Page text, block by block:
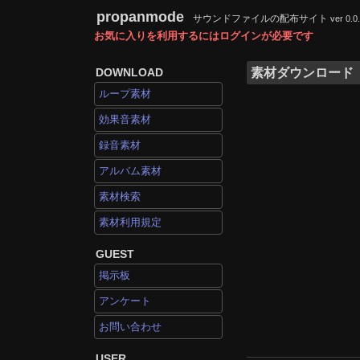
propanmode サウンドファイルの配布サイト ver
お気に入りを利用するにはログインが必要です
DOWNLOAD
ループ素材
効果音素材
録音素材
アルバム素材
素材検索
素材利用規定
GUEST
掲示板
アンケート
お問い合わせ
素材ダウンロード